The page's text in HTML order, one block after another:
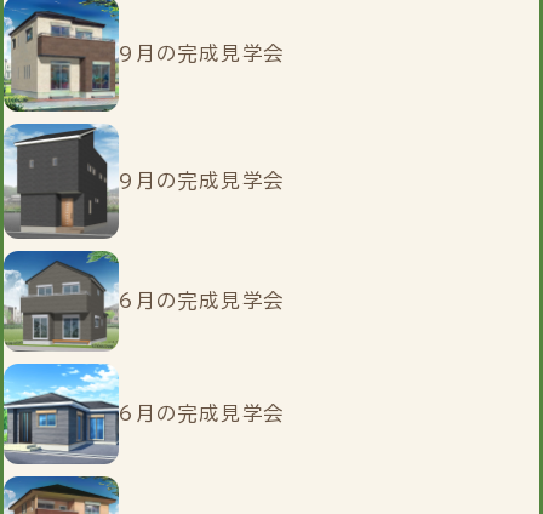
9月の完成見学会
9月の完成見学会
6月の完成見学会
6月の完成見学会